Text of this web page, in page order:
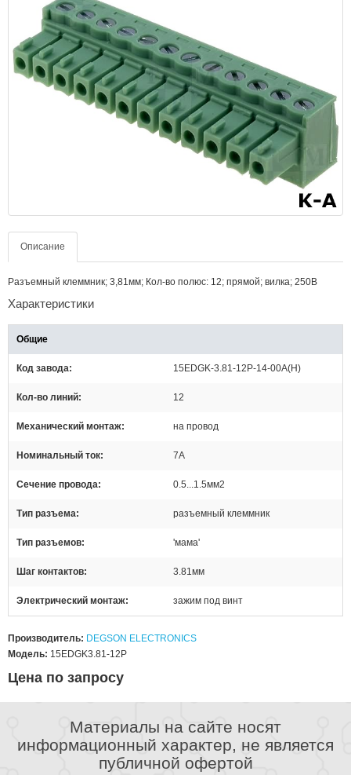
Описание
Разъемный клеммник; 3,81мм; Кол-во полюс: 12; прямой; вилка; 250В
Характеристики
Общие
Код завода 15EDGK-3.81-12P-14-00A(H)
Кол-во линий 12
Механический монтаж на провод
Номинальный ток 7А
Сечение провода 0.5...1.5мм2
Тип разъема разъемный клеммник
Тип разъемов 'мама'
Шаг контактов 3.81мм
Электрический монтаж зажим под винт
Производитель: DEGSON ELECTRONICS
Модель: 15EDGK3.81-12P
Цена по запросу
Материалы на сайте носят
информационный характер, не является
публичной офертой